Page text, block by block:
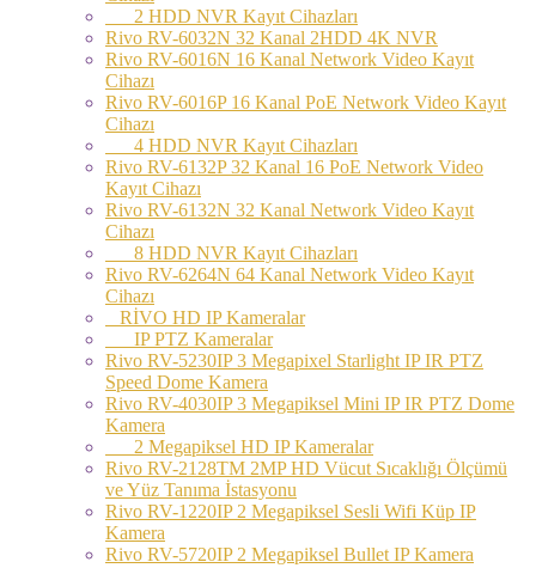
2 HDD NVR Kayıt Cihazları
Rivo RV-6032N 32 Kanal 2HDD 4K NVR
Rivo RV-6016N 16 Kanal Network Video Kayıt
Cihazı
Rivo RV-6016P 16 Kanal PoE Network Video Kayıt
Cihazı
4 HDD NVR Kayıt Cihazları
Rivo RV-6132P 32 Kanal 16 PoE Network Video
Kayıt Cihazı
Rivo RV-6132N 32 Kanal Network Video Kayıt
Cihazı
8 HDD NVR Kayıt Cihazları
Rivo RV-6264N 64 Kanal Network Video Kayıt
Cihazı
RİVO HD IP Kameralar
IP PTZ Kameralar
Rivo RV-5230IP 3 Megapixel Starlight IP IR PTZ
Speed Dome Kamera
Rivo RV-4030IP 3 Megapiksel Mini IP IR PTZ Dome
Kamera
2 Megapiksel HD IP Kameralar
Rivo RV-2128TM 2MP HD Vücut Sıcaklığı Ölçümü
ve Yüz Tanıma İstasyonu
Rivo RV-1220IP 2 Megapiksel Sesli Wifi Küp IP
Kamera
Rivo RV-5720IP 2 Megapiksel Bullet IP Kamera